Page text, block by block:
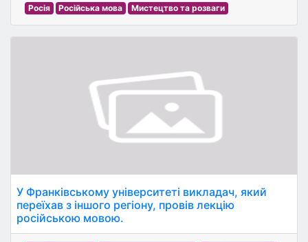
Росія Російська мова Мистецтво та розваги
У Франківському університеті викладач, який
переїхав з іншого регіону, провів лекцію
російською мовою.